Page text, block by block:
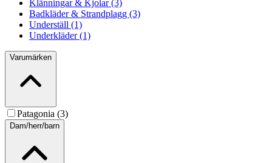
Klänningar & Kjolar (3)
Badkläder & Strandplagg (3)
Underställ (1)
Underkläder (1)
Varumärken
Patagonia (3)
Dam/herr/barn